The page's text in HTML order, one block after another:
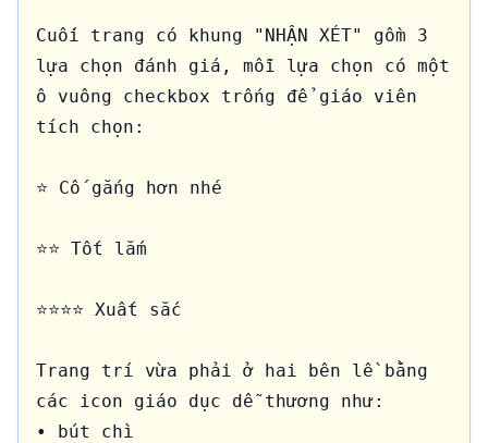
Cuối trang có khung "NHẬN XÉT" gồm 3
lựa chọn đánh giá, mỗi lựa chọn có một
ô vuông checkbox trống để giáo viên
tích chọn:
⭐ Cố gắng hơn nhé
⭐⭐ Tốt lắm
⭐⭐⭐⭐ Xuất sắc
Trang trí vừa phải ở hai bên lề bằng
các icon giáo dục dễ thương như:
• bút chì